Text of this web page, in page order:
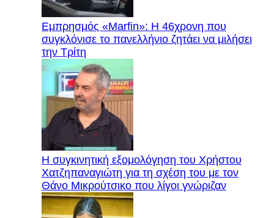
Εμπρησμός «Marfin»: Η 46χρονη που
συγκλόνισε το πανελλήνιο ζητάει να μιλήσει
την Τρίτη
Η συγκινητική εξομολόγηση του Χρήστου
Χατζηπαναγιώτη για τη σχέση του με τον
Θάνο Μικρούτσικο που λίγοι γνώριζαν